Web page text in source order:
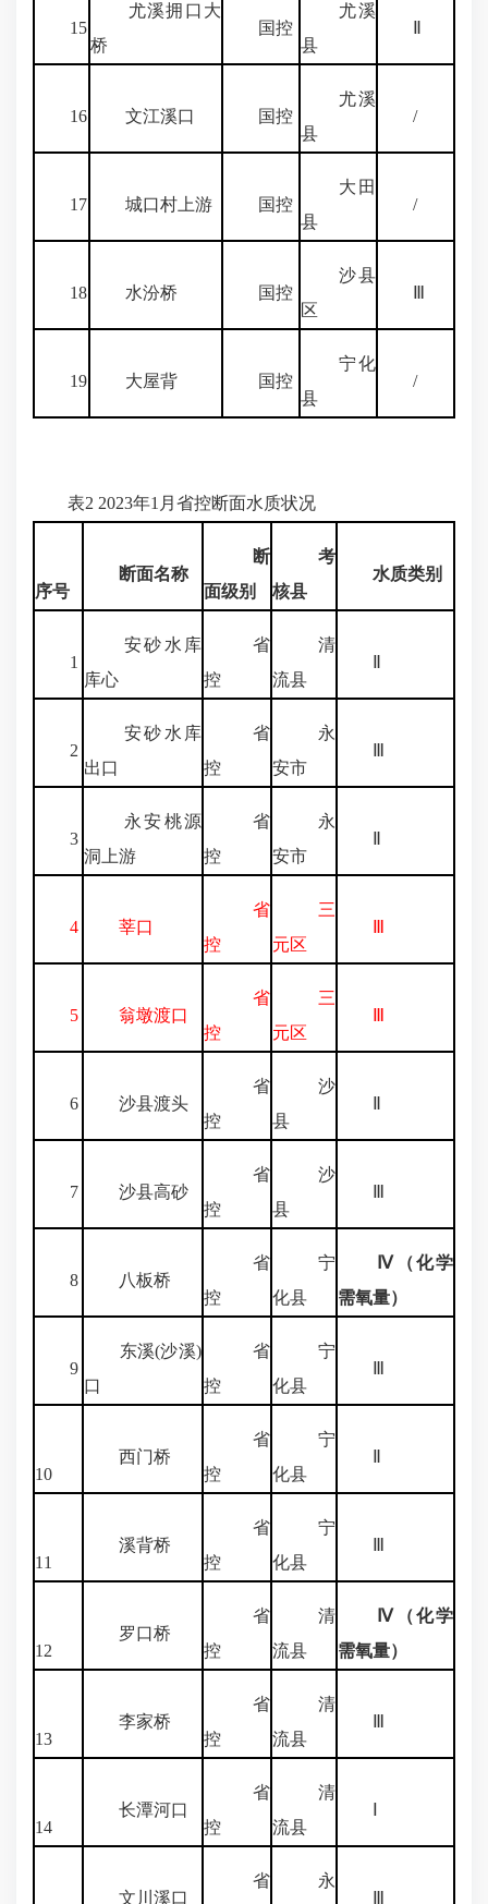
15
尤溪拥口大
桥
国控
尤溪
县
16 文江溪口 国控
尤溪
县
/
17 城口村上游 国控
大田
县
/
18 水汾桥 国控
沙县
区
19 大屋背 国控
宁化
县
/
表2 2023年1月省控断面水质状况
序号
断面名称
断
面级别
考
核县
水质类别
1
安砂水库
库心
省
控
清
流县
2
安砂水库
出口
省
控
永
安市
3
永安桃源
洞上游
省
控
永
安市
4 莘口
省
控
三
元区
5 翁墩渡口
省
控
三
元区
6 沙县渡头
省
控
沙
县
7 沙县高砂
省
控
沙
县
8 八板桥
省
控
宁
化县
Ⅳ（化学
需氧量）
9
东溪(沙溪)
口
省
控
宁
化县
10
西门桥
省
控
宁
化县
11
溪背桥
省
控
宁
化县
12
罗口桥
省
控
清
流县
Ⅳ（化学
需氧量）
13
李家桥
省
控
清
流县
14
长潭河口
省
控
清
流县
文川溪口
省
永